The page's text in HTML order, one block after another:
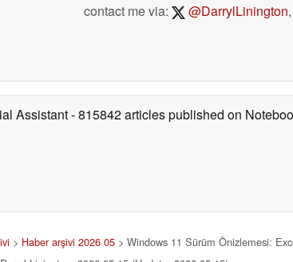
contact me via:
@DarrylLinington
Assistant- 815842 articles published on
> Haber arşivi 2026 05> Windows 11 Sürüm Önizlemesi: